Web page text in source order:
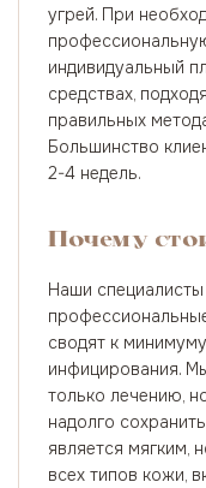
угрей. При
индивидуальный
средствах,
правильных
Большинство
2-4 недель.
Почему
Наши
сводят к
инфицирования.
только лечению,
надолго
является мягким,
всех типов кожи,